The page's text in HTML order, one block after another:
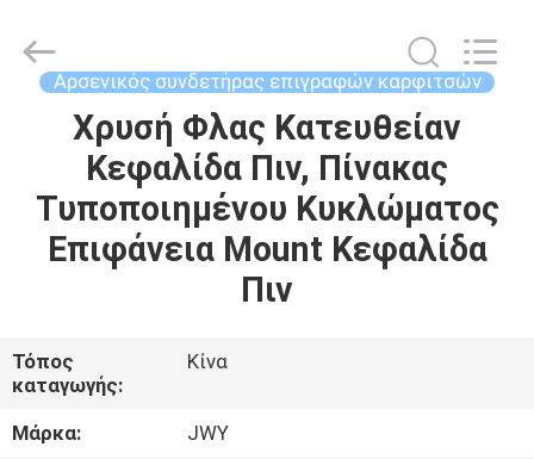
ΣΠΊΤΙ
ΠΡΟΪΌΝΤΑ
ΠΕΡΊΠΟΥ
ΓΎΡΟΣ
ΕΡΓΟΣΤΑΣΊΩΝ
Electronic
Co.,Ltd.
Αρσενικός συνδετήρας επιγραφών καρφιτσών
Χρυσή Φλας Κατευθείαν
Κεφαλίδα Πιν, Πίνακας
Τυποποιημένου Κυκλώματος
Επιφάνεια Mount Κεφαλίδα
Πιν
Τόπος
καταγωγής:
Κίνα
Μάρκα:
JWY